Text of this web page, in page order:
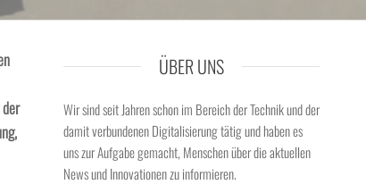
ÜBER UNS
Wir sind seit Jahren schon im Bereich der Technik und der
damit verbundenen Digitalisierung tätig und haben es
uns zur Aufgabe gemacht, Menschen über die aktuellen
News und Innovationen zu informieren.